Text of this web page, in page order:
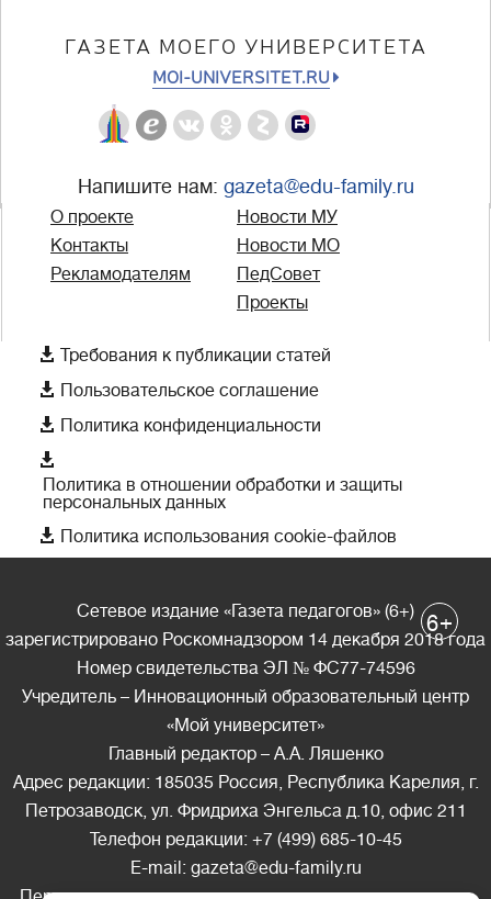
ГАЗЕТА МОЕГО УНИВЕРСИТЕТА
MOI-UNIVERSITET.RU
Напишите нам: gazeta@edu-family.ru
О проекте
Контакты
Рекламодателям
Новости МУ
Новости МО
ПедСовет
Проекты
 Требования к публикации статей
 Пользовательское соглашение
 Политика конфиденциальности

Политика в отношении обработки и защиты
персональных данных
 Политика использования cookie-файлов
Сетевое издание «Газета педагогов» (6+)
зарегистрировано Роскомнадзором 14 декабря 2018 года
Номер свидетельства ЭЛ № ФС77-74596
Учредитель – Инновационный образовательный центр
«Мой университет»
Главный редактор – А.А. Ляшенко
Адрес редакции: 185035 Россия, Республика Карелия, г.
Петрозаводск, ул. Фридриха Энгельса д.10, офис 211
Телефон редакции: +7 (499) 685-10-45
E-mail: gazeta@edu-family.ru
6+